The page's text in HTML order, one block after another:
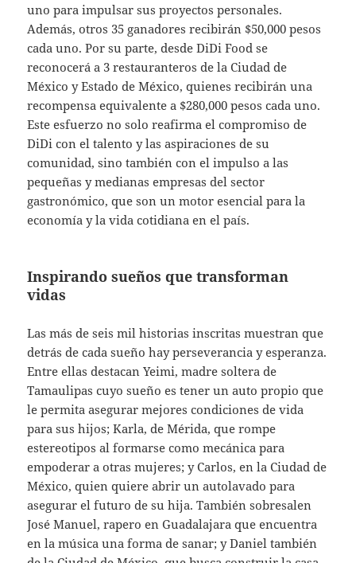
uno para impulsar sus proyectos personales.
Además, otros 35 ganadores recibirán $50,000 pesos
cada uno. Por su parte, desde DiDi Food se
reconocerá a 3 restauranteros de la Ciudad de
México y Estado de México, quienes recibirán una
recompensa equivalente a $280,000 pesos cada uno.
Este esfuerzo no solo reafirma el compromiso de
DiDi con el talento y las aspiraciones de su
comunidad, sino también con el impulso a las
pequeñas y medianas empresas del sector
gastronómico, que son un motor esencial para la
economía y la vida cotidiana en el país.
Inspirando sueños que transforman
vidas
Las más de seis mil historias inscritas muestran que
detrás de cada sueño hay perseverancia y esperanza.
Entre ellas destacan Yeimi, madre soltera de
Tamaulipas cuyo sueño es tener un auto propio que
le permita asegurar mejores condiciones de vida
para sus hijos; Karla, de Mérida, que rompe
estereotipos al formarse como mecánica para
empoderar a otras mujeres; y Carlos, en la Ciudad de
México, quien quiere abrir un autolavado para
asegurar el futuro de su hija. También sobresalen
José Manuel, rapero en Guadalajara que encuentra
en la música una forma de sanar; y Daniel también